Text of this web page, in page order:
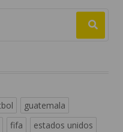
guatemala
fifa
estados unidos